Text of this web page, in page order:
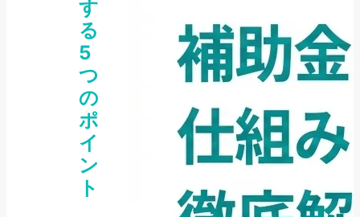
す
る
5
つ
の
ポ
イ
ン
ト